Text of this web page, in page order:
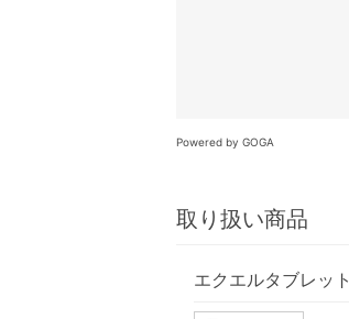
Powered by GOGA
取り扱い商品
エクエルタブレット